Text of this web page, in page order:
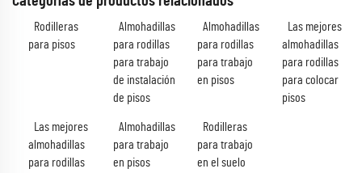
Rodilleras
para pisos
Almohadillas
para rodillas
para trabajo
de instalación
de pisos
Almohadillas
para rodillas
para trabajo
en pisos
Las mejores
almohadillas
para rodillas
para colocar
pisos
Las mejores
almohadillas
para rodillas
Almohadillas
para trabajo
en pisos
Rodilleras
para trabajo
en el suelo